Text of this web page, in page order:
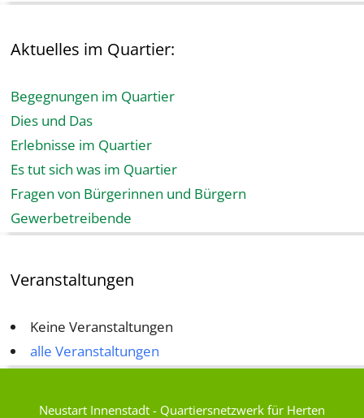
Aktuelles im Quartier:
Begegnungen im Quartier
Dies und Das
Erlebnisse im Quartier
Es tut sich was im Quartier
Fragen von Bürgerinnen und Bürgern
Gewerbetreibende
Veranstaltungen
Keine Veranstaltungen
alle Veranstaltungen
Neustart Innenstadt - Quartiersnetzwerk für Herten